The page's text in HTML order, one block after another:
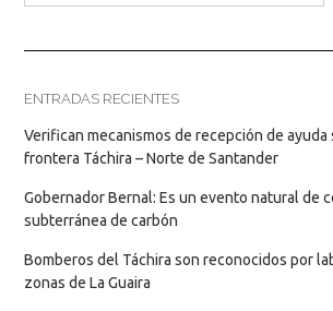
ENTRADAS RECIENTES
Verifican mecanismos de recepción de ayuda
frontera Táchira – Norte de Santander
Gobernador Bernal: Es un evento natural de
subterránea de carbón
Bomberos del Táchira son reconocidos por
zonas de La Guaira